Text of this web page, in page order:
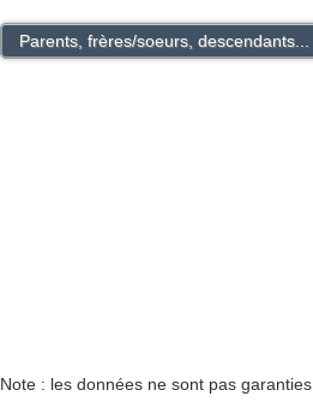
Parents, frères/soeurs, descendants...
Note : les données ne sont pas